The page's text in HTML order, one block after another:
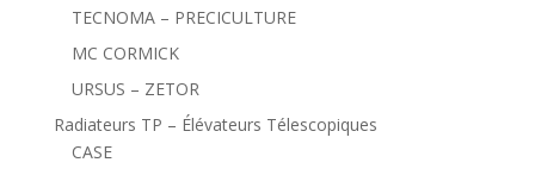
TECNOMA – PRECICULTURE
MC CORMICK
URSUS – ZETOR
Radiateurs TP – Élévateurs Télescopiques
CASE